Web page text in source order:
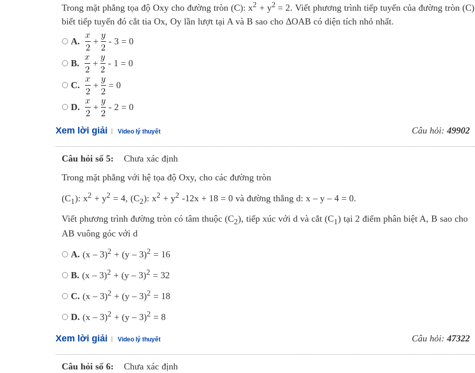
Trong mặt phẳng tọa độ Oxy cho đường tròn (C): x2 + y2 = 2. Viết phương trình tiếp tuyến của đường tròn (C)
biết tiếp tuyến đó cắt tia Ox, Oy lần lượt tại A và B sao cho ∆OAB có diện tích nhỏ nhất.
A.
+ - 3 = 0
B. + - 1 = 0
C. + = 0
D. + - 2 = 0
Xem lời giải Video lý thuyết Câu hỏi:49902
Câu hỏi số 5:
Chưa xác định
Trong mặt phẳng với hệ tọa độ Oxy, cho các đường tròn
(C1): x2 + y2 = 4, (C2): x2 + y2 -12x + 18 = 0 và đường thẳng d: x – y – 4 = 0.
Viết phương trình đường tròn có tâm thuộc (C2), tiếp xúc với d và cắt (C1) tại 2 điểm phân biệt A, B sao cho
AB vuông góc với d
A. (x – 3)2 + (y – 3)2 = 16
B. (x – 3)2 + (y – 3)2 = 32
C. (x – 3)2 + (y – 3)2 = 18
D. (x – 3)2 + (y – 3)2 = 8
Xem lời giải Video lý thuyết Câu hỏi:47322
Câu hỏi số 6:
Chưa xác định